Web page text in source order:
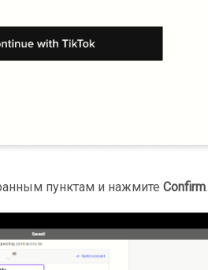
пунктам и нажмитеConfirm.